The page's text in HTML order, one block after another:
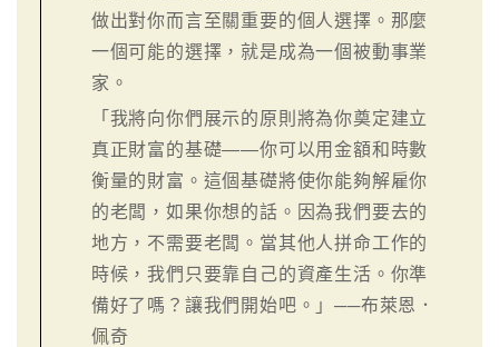
做出對你而言至關重要的個人選擇。那麼
一個可能的選擇，就是成為一個被動事業
家。
「我將向你們展示的原則將為你奠定建立
真正財富的基礎——你可以用金額和時數
衡量的財富。這個基礎將使你能夠解雇你
的老闆，如果你想的話。因為我們要去的
地方，不需要老闆。當其他人拼命工作的
時候，我們只要靠自己的資產生活。你準
備好了嗎？讓我們開始吧。」──布萊恩．
佩奇